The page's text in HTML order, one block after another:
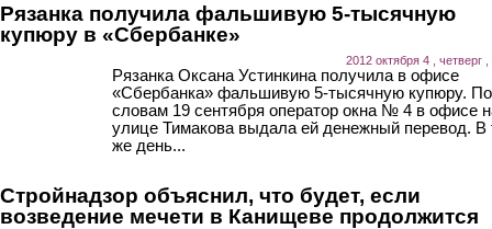
Рязанка получила фальшивую 5-тысячную
купюру в «Сбербанке»
2012 октября 4 , четверг
Рязанка Оксана Устинкина получила в офисе
«Сбербанка» фальшивую 5-тысячную купюру.
словам 19 сентября оператор окна № 4 в офисе
улице Тимакова выдала ей денежный перевод. В
же день...
Стройнадзор объяснил, что будет, если
возведение мечети в Канищеве продолжится